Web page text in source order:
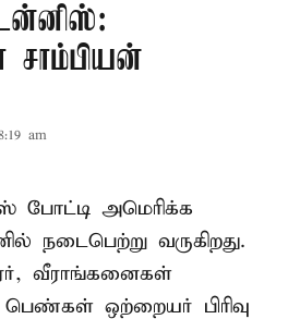
சாம்பியன்
am
போட்டி அமெரிக்க
நடைபெற்று வருகிறது.
வீராங்கனைகள்
ஒற்றையர் பிரிவு